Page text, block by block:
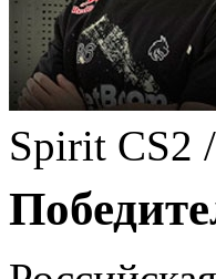
Spirit CS2